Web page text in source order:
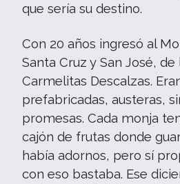
que sería su destino.
Con 20 años ingresó al
Santa Cruz y San José,
Carmelitas Descalzas.
prefabricadas, austeras,
promesas. Cada monja
cajón de frutas donde
había adornos, pero sí
con eso bastaba. Ese